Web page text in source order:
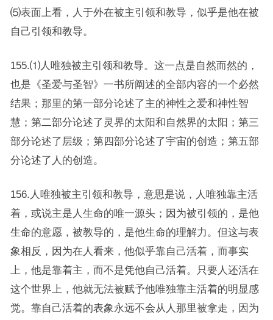
⑸表面上看，人于外在被主引领和教导，似乎是他在被
自己引领和教导。
155.⑴人唯独被主引领和教导。这一点是自然而然的，
也是《圣爱与圣智》一书所阐述的全部内容的一个必然
结果；那里的第一部分论述了主的神性之爱和神性智
慧；第二部分论述了灵界的太阳和自然界的太阳；第三
部分论述了层级；第四部分论述了宇宙的创造；第五部
分论述了人的创造。
156.人唯独被主引领和教导，意思是说，人唯独靠主活
着，或说主是人生命的唯一源头；因为被引领的，是他
生命的意愿，被教导的，是他生命的理解力。但这与表
象相反，因为在人看来，他似乎靠自己活着，而事实
上，他是靠着主，而不是凭他自己活着。只要人还活在
这个世界上，他就无法被赋予他唯独靠主活着的明显感
觉。靠自己活着的表象永远不会从人那里被拿走，因为